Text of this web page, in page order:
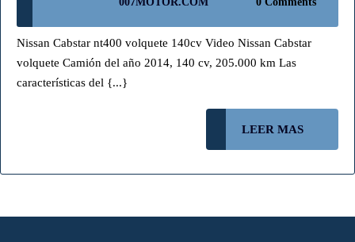
VOLQUETE
DE
6
Nissan Cabstar nt400 volquete 140cv Video Nissan Cabstar
volquete Camión del año 2014, 140 cv, 205.000 km Las
características del {...}
LEER MAS
MAS